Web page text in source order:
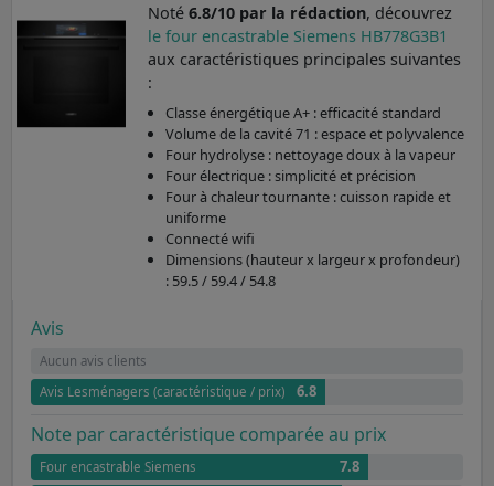
Noté 6.8/10 par la rédaction, découvrez
le four encastrable Siemens HB778G3B1
aux caractéristiques principales suivantes
:
Classe énergétique A+ : efficacité standard
Volume de la cavité 71 : espace et polyvalence
Four hydrolyse : nettoyage doux à la vapeur
Four électrique : simplicité et précision
Four à chaleur tournante : cuisson rapide et
uniforme
Connecté wifi
Dimensions (hauteur x largeur x profondeur)
: 59.5 / 59.4 / 54.8
Avis
Aucun avis clients
Avis Lesménagers (caractéristique / prix)
6.8
Note par caractéristique comparée au prix
Four encastrable Siemens 7.8